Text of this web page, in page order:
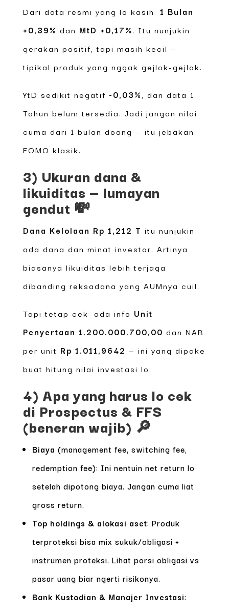
Dari data resmi yang lo kasih: 1 Bulan
+0,39% dan MtD +0,17%. Itu nunjukin
gerakan positif, tapi masih kecil —
tipikal produk yang nggak gejlok-gejlok.
YtD sedikit negatif -0,03% , dan data 1
Tahun belum tersedia. Jadi jangan nilai
cuma dari 1 bulan doang — itu jebakan
FOMO klasik.
3) Ukuran dana &
likuiditas — lumayan
gendut 💸
Dana Kelolaan Rp 1,212 T itu nunjukin
ada dana dan minat investor. Artinya
biasanya likuiditas lebih terjaga
dibanding reksadana yang AUMnya cuil.
Tapi tetap cek: ada info Unit
Penyertaan 1.200.000.700,00 dan NAB
per unit Rp 1.011,9642 — ini yang dipake
buat hitung nilai investasi lo.
4) Apa yang harus lo cek
di Prospectus & FFS
(beneran wajib) 🔎
Biaya (management fee, switching fee,
redemption fee): Ini nentuin net return lo
setelah dipotong biaya. Jangan cuma liat
gross return.
Top holdings & alokasi aset: Produk
terproteksi bisa mix sukuk/obligasi +
instrumen proteksi. Lihat porsi obligasi vs
pasar uang biar ngerti risikonya.
Bank Kustodian & Manajer Investasi: